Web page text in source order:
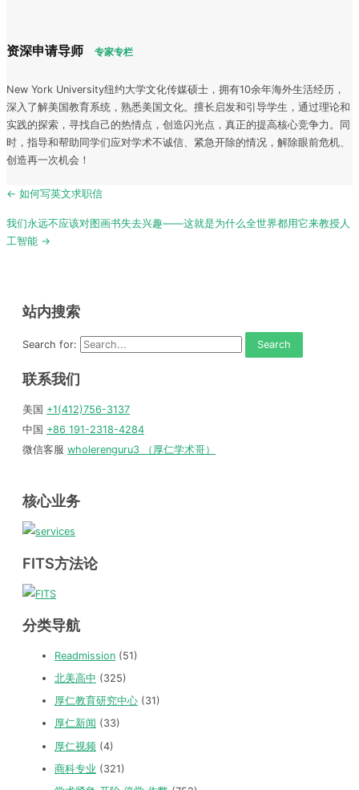
资深申请导师 专家专栏
New York University纽约大学文化传媒硕士，拥有10余年海外生活经历，
深入了解美国教育系统，熟悉美国文化。擅长启发和引导学生，通过理论和
实践的探索，寻找自己的热情点，创造闪光点，真正的提高核心竞争力。同
时，指导和帮助同学们应对学术不诚信、紧急开除的情况，解除眼前危机、
创造再一次机会！
Post
← 如何写英文求职信
我们永远不应该对图画书失去兴趣——这就是为什么全世界都用它来教授人
工智能 →
站内搜索
Search for:
联系我们
美国 +1(412)756-3137
中国 +86 191-2318-4284
微信客服 wholerenguru3 （厚仁学术哥）
核心业务
FITS方法论
分类导航
Readmission (51)
北美高中 (325)
厚仁教育研究中心 (31)
厚仁新闻 (33)
厚仁视频 (4)
商科专业 (321)